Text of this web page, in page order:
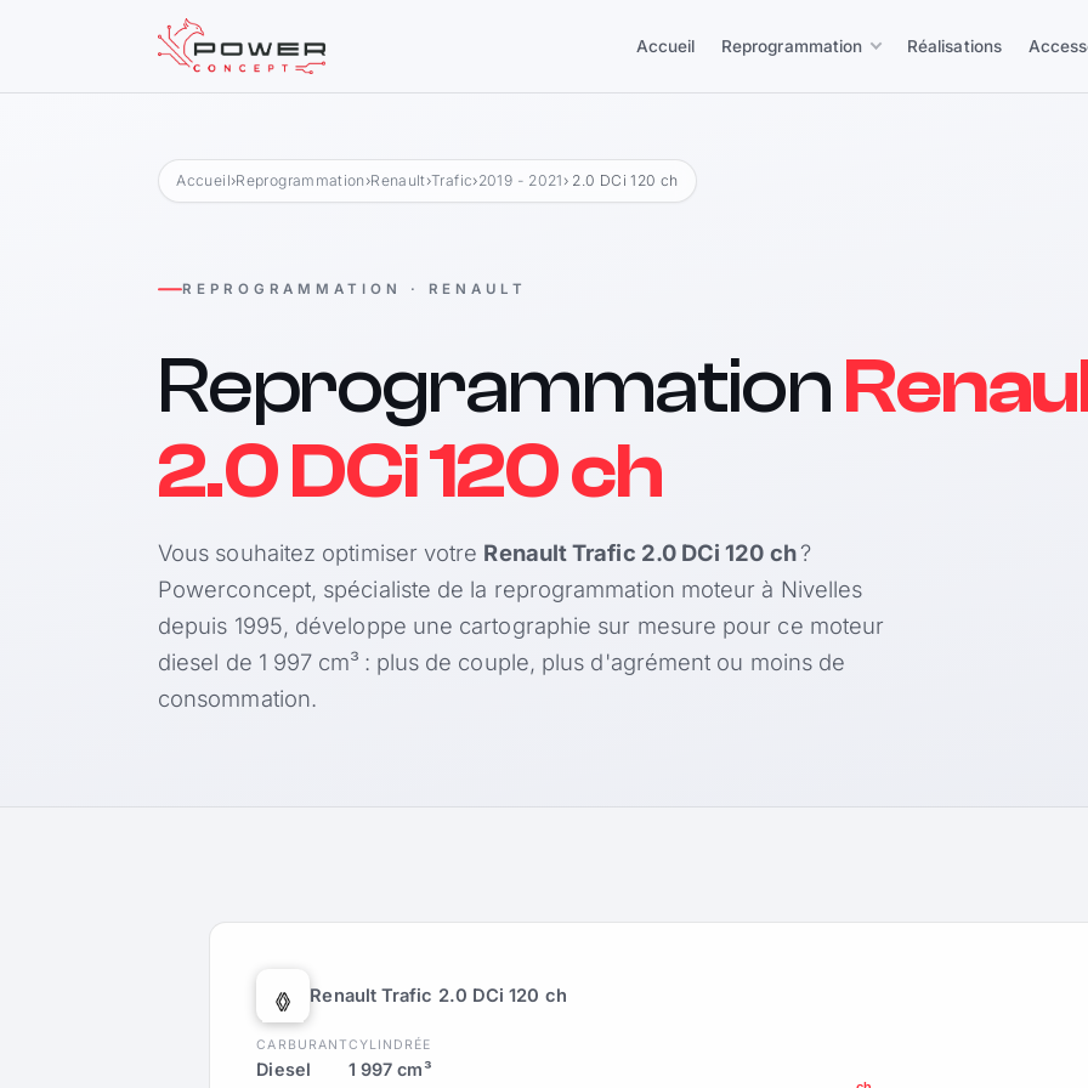
Accueil Reprogrammation Réalisations
Accueil›Reprogrammation ›Renault›Trafic›2019 - 2021 › 2.0 DCi 120 ch
REPROGRAMMATION · RENAULT
Reprogrammation
2.0 DCi 120 ch
Vous souhaitez optimiser votre Renault Trafic 2.0 DCi 120 ch?
Powerconcept, spécialiste de la reprogrammation moteur à Nivelles
depuis 1995, développe une cartographie sur mesure pour ce moteur
diesel de 1 997 cm³ : plus de couple, plus d'agrément ou moins de
consommation.
Renault Trafic 2.0 DCi 120 ch
CARBURANT
Diesel
CYLINDRÉE
1 997 cm³